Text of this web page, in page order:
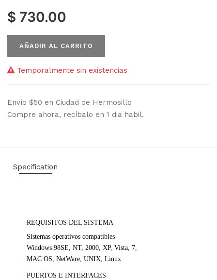
$ 730.00
AÑADIR AL CARRITO
Temporalmente sin existencias
Envío $50 en Ciudad de Hermosillo
Compre ahora, recíbalo en 1 dia habil.
Specification
REQUISITOS DEL SISTEMA
Sistemas operativos compatibles
Windows 98SE, NT, 2000, XP, Vista, 7,
MAC OS, NetWare, UNIX, Linux
PUERTOS E INTERFACES